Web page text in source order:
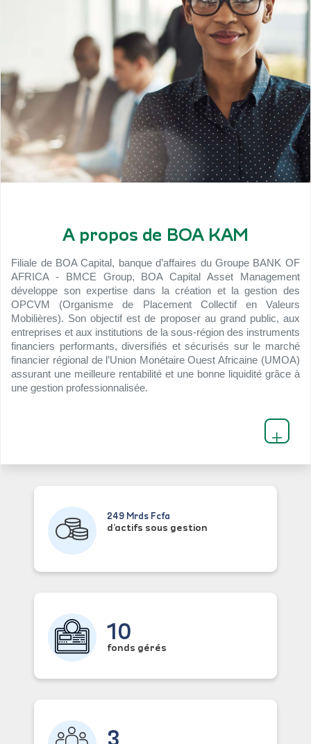
A propos de BOA KAM
Filiale de BOA Capital, banque d’affaires du Groupe BANK OF
AFRICA - BMCE Group, BOA Capital Asset Management
développe son expertise dans la création et la gestion des
OPCVM (Organisme de Placement Collectif en Valeurs
Mobilières). Son objectif est de proposer au grand public, aux
entreprises et aux institutions de la sous-région des instruments
financiers performants, diversifiés et sécurisés sur le marché
financier régional de l’Union Monétaire Ouest Africaine (UMOA)
assurant une meilleure rentabilité et une bonne liquidité grâce à
une gestion professionnalisée.
249 Mrds Fcfa
d’actifs sous gestion
10
fonds gérés
3